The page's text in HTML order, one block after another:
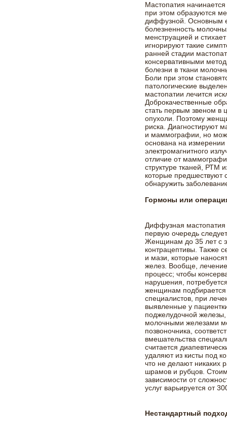
Мастопатия
при этом образуются
диффузной. Основным
болезненность
менструацией и
игнорируют такие
ранней стадии
консервативными
болезни в ткани
Боли при этом
патологические
мастопатии лечится
Доброкачественные
стать первым звеном в
опухоли. Поэтому
риска. Диагностируют
и маммографии, но
основана на измерении
электромагнитного
отличие от
структуре тканей, РТМ
которые предшествуют
обнаружить
Гормоны или
Диффузная
первую очередь
Женщинам до 35 лет с
контрацептивы. Также
и мази, которые
желез. Вообще,
процесс; чтобы
нарушения,
женщинам
специалистов, при
выявленные у
поджелудочной
молочными железами
позвоночника,
вмешательства
считается
удаляют из кисты под
что не делают никаких
шрамов и рубцов.
зависимости от
услуг варьируется от
Нестандартный